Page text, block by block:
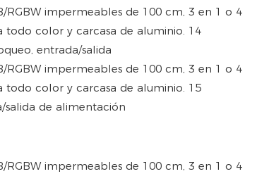
entrada/salida
de alimentación